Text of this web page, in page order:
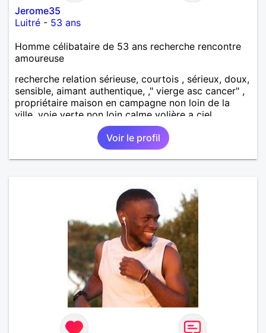
Jerome35
Luitré - 53 ans
Homme célibataire de 53 ans recherche rencontre
amoureuse
recherche relation sérieuse, courtois , sérieux, doux,
sensible, aimant authentique, ," vierge asc cancer" ,
propriétaire maison en campagne non loin de la
ville, voie verte non loin calme volière a ciel
ouvert..., fonctionnaire, 1ha de terrain avec
animaux...L'amour est dans le pré....lol.... !!!
messages vrais de recherche Amour sincères...!! si
aimer mon physique...dîtes le moi....!!
Voir le profil